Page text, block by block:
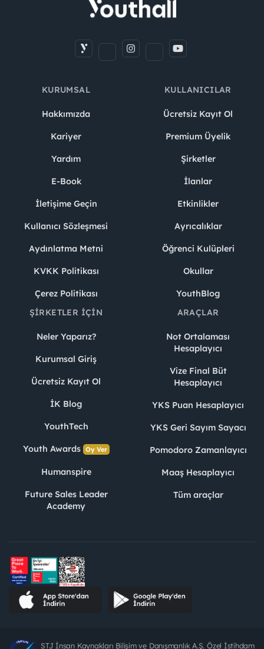
KURUMSAL
Hakkımızda
Kariyer
Yardım
E-Book
İletişime Geçin
Kullanıcı Sözleşmesi
Aydınlatma Metni
KVKK Politikası
Çerez Politikası
KULLANICILAR
Ücretsiz Kayıt Ol
Premium Üyelik
Şirketler
İlanlar
Etkinlikler
Ayrıcalıklar
Öğrenci Kulüpleri
Okullar
YouthBlog
ŞIRKETLER İÇIN
Neler Yaparız?
Kurumsal Giriş
Ücretsiz Kayıt Ol
İK Blog
YouthTech
Youth Awards Oy Ver
Humanspire
Future Sales Leader
Academy
ARAÇLAR
Not Ortalaması
Hesaplayıcı
Vize Final Büt
Hesaplayıcı
YKS Puan Hesaplayıcı
YKS Geri Sayım Sayacı
Pomodoro Zamanlayıcı
Maaş Hesaplayıcı
Tüm araçlar
STJ İnsan Kaynakları Bilişim ve Danışmanlık A.Ş. Özel İstihdam